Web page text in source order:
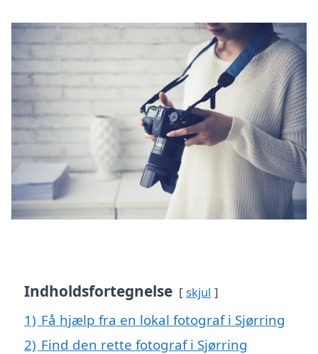
Indholdsfortegnelse skjul
1) Få hjælp fra en lokal fotograf i Sjørring
2) Find den rette fotograf i Sjørring